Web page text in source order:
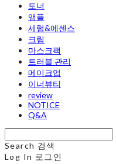
토너
앰플
세럼&에센스
크림
마스크팩
트러블 관리
메이크업
이너뷰티
review
NOTICE
Q&A
Search 검색
Log In 로그인